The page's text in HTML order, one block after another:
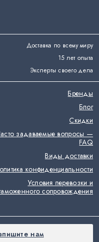
Доставка по всему миру
15 лет опыта
Эксперты своего дела
Бренды
Блог
Скидки
задаваемые вопросы —
FAQ
Виды доставки
конфиденциальности
Условия перевозки и
сопровождения
нам